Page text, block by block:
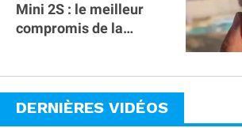
Mini 2S : le meilleur
compromis de la
DERNIÈRES VIDÉOS